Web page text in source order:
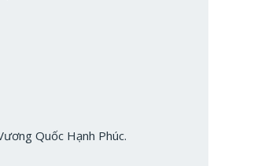
Quốc Hạnh Phúc.